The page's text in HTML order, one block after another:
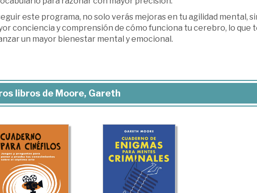
este programa, no solo verás mejoras en tu agilidad mental,
conciencia y comprensión de cómo funciona tu cerebro, lo
un mayor bienestar mental y emocional.
libros de Moore, Gareth